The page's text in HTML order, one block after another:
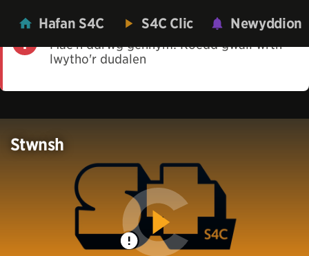
Hafan S4C S4C Clic Newyddion
Mae'n ddrwg gennym! Roedd gwall wrth
lwytho'r dudalen
Stwnsh